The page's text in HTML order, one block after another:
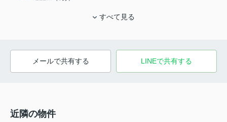
すべて見る
メールで共有する LINEで共有する
近隣の物件